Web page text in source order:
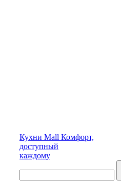
Кухни Mall Комфорт,
доступный
каждому